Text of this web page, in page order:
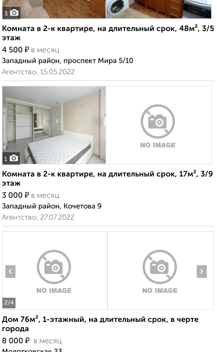
3
Комната в 2-к квартире, на длительный срок, 48м², 3/5
этаж
4 500 ₽ в месяц
Западный район, проспект Мира 5/10
Агентство, 15.05.2022
1
Комната в 2-к квартире, на длительный срок, 17м², 3/9
этаж
3 000 ₽ в месяц
Западный район, Кочетова 9
Агентство, 27.07.2022
2/4
‹ ›
Дом 76м², 1-этажный, на длительный срок, в черте
города
8 000 ₽ в месяц